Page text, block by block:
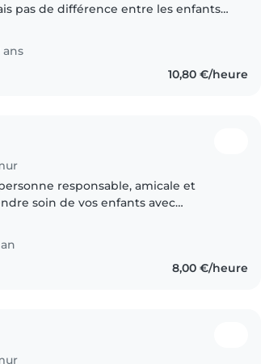
pas de différence entre les enfants
ans
10,80 €/heure
responsable, amicale et
soin de vos enfants avec
certifiée..
8,00 €/heure